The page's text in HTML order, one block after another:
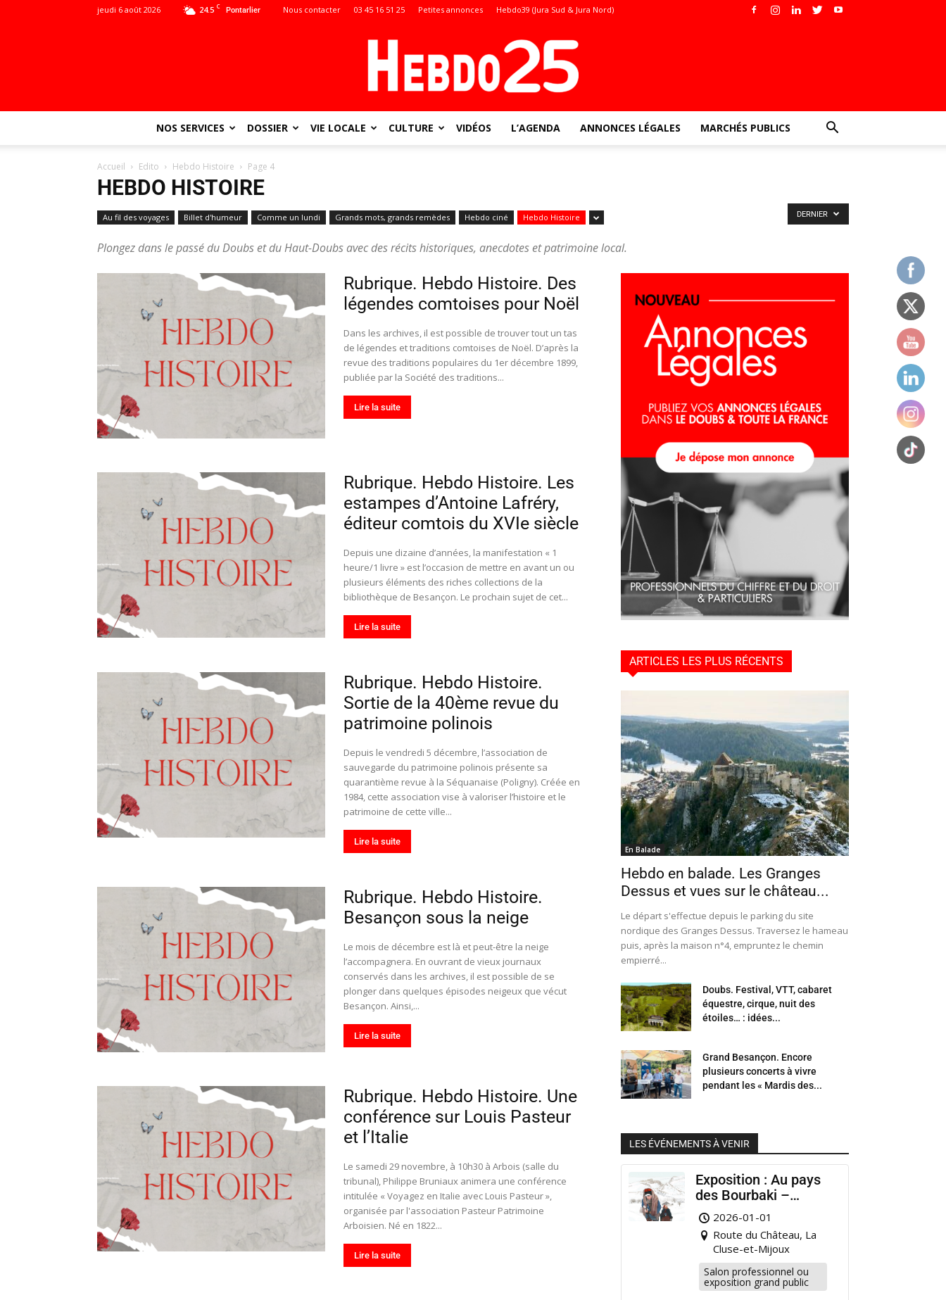
24.5 C Pontarlier
jeudi 6 août 2026 Nous contacter 03 45 16 51 25 Petites annonces Hebdo39 (Jura Sud & Jura Nord)
locale
–
Hebdo25
NOS SERVICES DOSSIER VIE LOCALE CULTURE VIDÉOS L’AGENDA ANNONCES LÉGALES MARCHÉS PUBLICS
Accueil Edito Hebdo Histoire Page 4
HEBDO HISTOIRE
Au fil des voyages Billet d'humeur Comme un lundi Grands mots, grands remèdes Hebdo ciné Hebdo Histoire
Plongez dans le passé du Doubs et du Haut-Doubs avec des récits historiques, anecdotes et patrimoine local.
DERNIER
Rubrique. Hebdo Histoire. Des
légendes comtoises pour Noël
Dans les archives, il est possible de trouver tout un tas
de légendes et traditions comtoises de Noël. D’après la
revue des traditions populaires du 1er décembre 1899,
publiée par la Société des traditions...
Lire la suite
Rubrique. Hebdo Histoire. Les
estampes d’Antoine Lafréry,
éditeur comtois du XVIe siècle
Depuis une dizaine d’années, la manifestation « 1
heure/1 livre » est l’occasion de mettre en avant un ou
plusieurs éléments des riches collections de la
bibliothèque de Besançon. Le prochain sujet de cet...
Lire la suite
Rubrique. Hebdo Histoire.
Sortie de la 40ème revue du
patrimoine polinois
Depuis le vendredi 5 décembre, l’association de
sauvegarde du patrimoine polinois présente sa
quarantième revue à la Séquanaise (Poligny). Créée en
1984, cette association vise à valoriser l’histoire et le
patrimoine de cette ville...
Lire la suite
Rubrique. Hebdo Histoire.
Besançon sous la neige
Le mois de décembre est là et peut-être la neige
l’accompagnera. En ouvrant de vieux journaux
conservés dans les archives, il est possible de se
plonger dans quelques épisodes neigeux que vécut
Besançon. Ainsi,...
Lire la suite
Rubrique. Hebdo Histoire. Une
conférence sur Louis Pasteur
et l’Italie
Le samedi 29 novembre, à 10h30 à Arbois (salle du
tribunal), Philippe Bruniaux animera une conférence
intitulée « Voyagez en Italie avec Louis Pasteur »,
organisée par l'association Pasteur Patrimoine
Arboisien. Né en 1822...
Lire la suite
ARTICLES LES PLUS RÉCENTS
En Balade
Hebdo en balade. Les Granges
Dessus et vues sur le château...
Le départ s'effectue depuis le parking du site
nordique des Granges Dessus. Traversez le hameau
puis, après la maison n°4, empruntez le chemin
empierré...
Doubs. Festival, VTT, cabaret
équestre, cirque, nuit des
étoiles… : idées...
Grand Besançon. Encore
plusieurs concerts à vivre
pendant les « Mardis des...
LES ÉVÉNEMENTS À VENIR
Exposition : Au pays
des Bourbaki –
Musée Municipal
Pontarlier
2026-01-01
Route du Château, La
Cluse-et-Mijoux
Salon professionnel ou
exposition grand public